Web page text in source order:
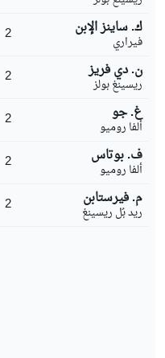
ك. ساينز الإبن
فيراري 2
ن. دي فريز
ريسينغ بولز 2
غ. جو
ألفا روميو 2
ف. بوتاس
ألفا روميو 2
م. فيرستابن
ريد بُل ريسينغ 2